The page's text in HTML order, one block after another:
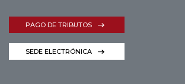
PAGO DE TRIBUTOS
SEDE ELECTRÓNICA